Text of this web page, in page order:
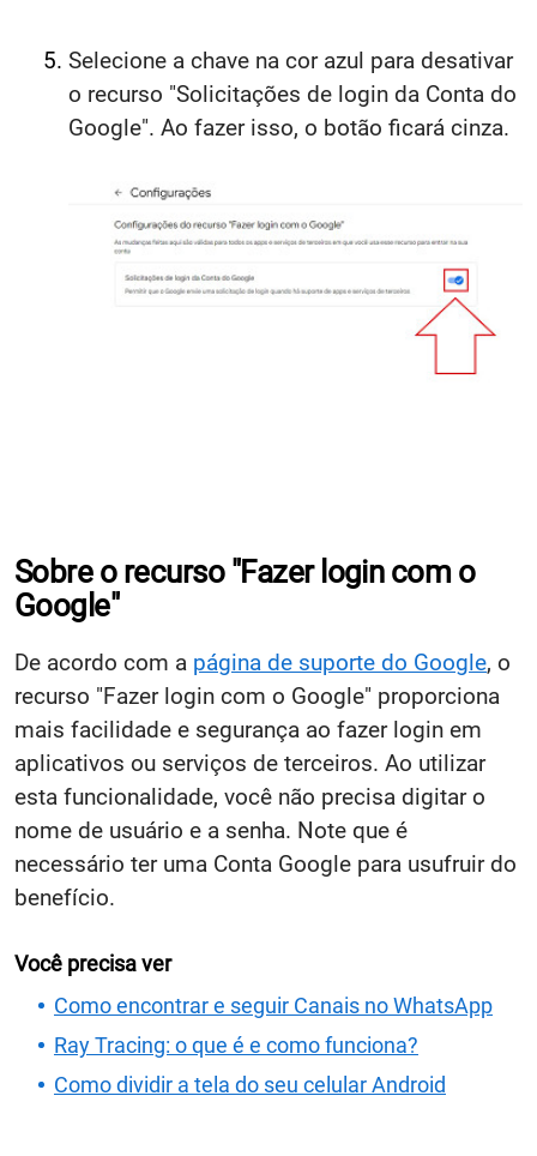
Selecione a chave na cor azul para desativar
o recurso "Solicitações de login da Conta do
Google". Ao fazer isso, o botão ficará cinza.
Sobre o recurso "Fazer login com o
Google"
De acordo com a página de suporte do Google, o
recurso "Fazer login com o Google" proporciona
mais facilidade e segurança ao fazer login em
aplicativos ou serviços de terceiros. Ao utilizar
esta funcionalidade, você não precisa digitar o
nome de usuário e a senha. Note que é
necessário ter uma Conta Google para usufruir do
benefício.
Você precisa ver
Como encontrar e seguir Canais no WhatsApp
Ray Tracing: o que é e como funciona?
Como dividir a tela do seu celular Android